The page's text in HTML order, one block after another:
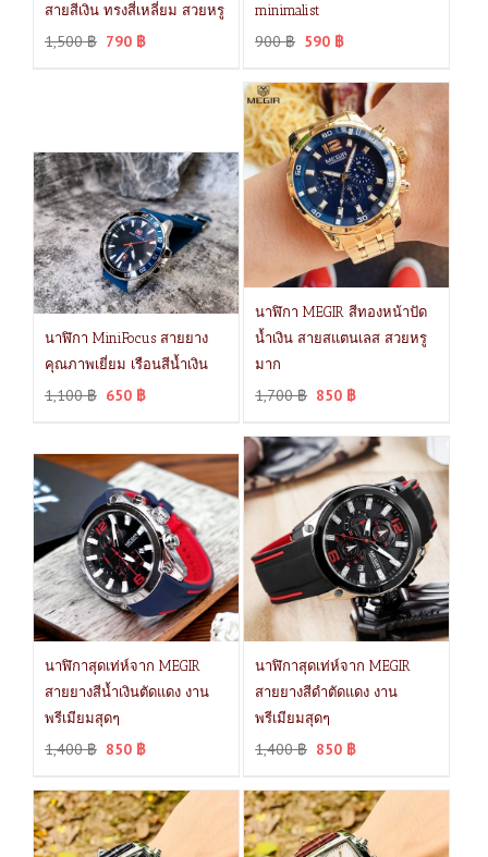
สายสีเงิน ทรงสี่เหลี่ยม สวยหรู
1,500฿ 790 ฿
minimalist
900฿ 590 ฿
นาฬิกา MiniFocus สายยาง
คุณภาพเยี่ยม เรือนสีน้ำเงิน
1,100฿ 650 ฿
นาฬิกา MEGIR สีทองหน้าปัด
น้ำเงิน สายสแตนเลส สวยหรู
มาก
1,700฿ 850 ฿
นาฬิกาสุดเท่ห์จาก MEGIR
สายยางสีน้ำเงินตัดแดง งาน
พรีเมียมสุดๆ
1,400฿ 850 ฿
นาฬิกาสุดเท่ห์จาก MEGIR
สายยางสีดำตัดแดง งาน
พรีเมียมสุดๆ
1,400฿ 850 ฿